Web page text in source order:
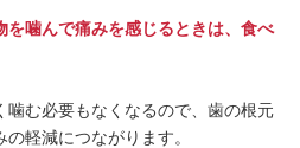
を噛んで痛みを感じるときは、食べ
噛む必要もなくなるので、歯の根元
軽減につながります。